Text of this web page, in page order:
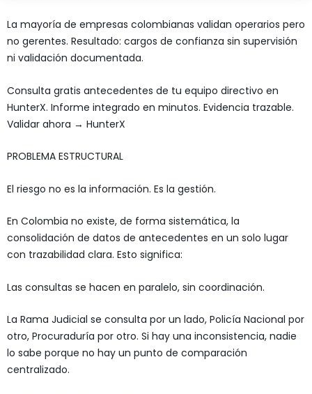
La mayoría de empresas colombianas validan operarios pero
no gerentes. Resultado: cargos de confianza sin supervisión
ni validación documentada.
Consulta gratis antecedentes de tu equipo directivo en
HunterX. Informe integrado en minutos. Evidencia trazable.
Validar ahora → HunterX
PROBLEMA ESTRUCTURAL
El riesgo no es la información. Es la gestión.
En Colombia no existe, de forma sistemática, la
consolidación de datos de antecedentes en un solo lugar
con trazabilidad clara. Esto significa:
Las consultas se hacen en paralelo, sin coordinación.
La Rama Judicial se consulta por un lado, Policía Nacional por
otro, Procuraduría por otro. Si hay una inconsistencia, nadie
lo sabe porque no hay un punto de comparación
centralizado.